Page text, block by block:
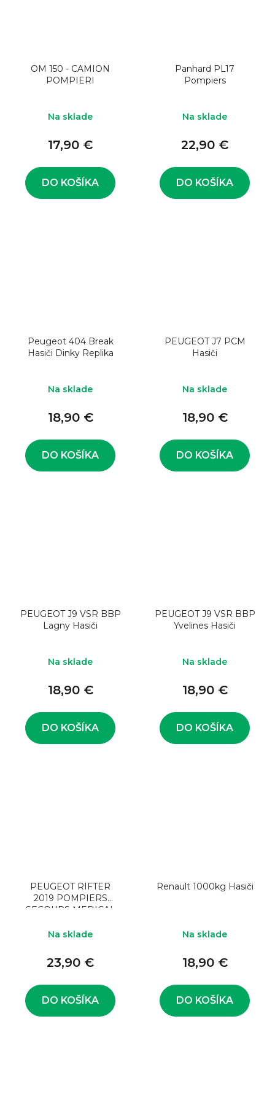
OM 150 - CAMION
POMPIERI
Na sklade
17,90 €
DO KOŠÍKA
Panhard PL17
Pompiers
Na sklade
22,90 €
DO KOŠÍKA
Peugeot 404 Break
Hasiči Dinky Replika
Na sklade
18,90 €
DO KOŠÍKA
PEUGEOT J7 PCM
Hasiči
Na sklade
18,90 €
DO KOŠÍKA
PEUGEOT J9 VSR BBP
Lagny Hasiči
Na sklade
18,90 €
DO KOŠÍKA
PEUGEOT J9 VSR BBP
Yvelines Hasiči
Na sklade
18,90 €
DO KOŠÍKA
PEUGEOT RIFTER
2019 POMPIERS
SECOURS MEDICAL
Na sklade
23,90 €
DO KOŠÍKA
Renault 1000kg Hasiči
Na sklade
18,90 €
DO KOŠÍKA